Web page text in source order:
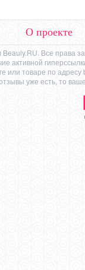
О проекте
Все права
активной
или товаре по адресу
уже есть, то